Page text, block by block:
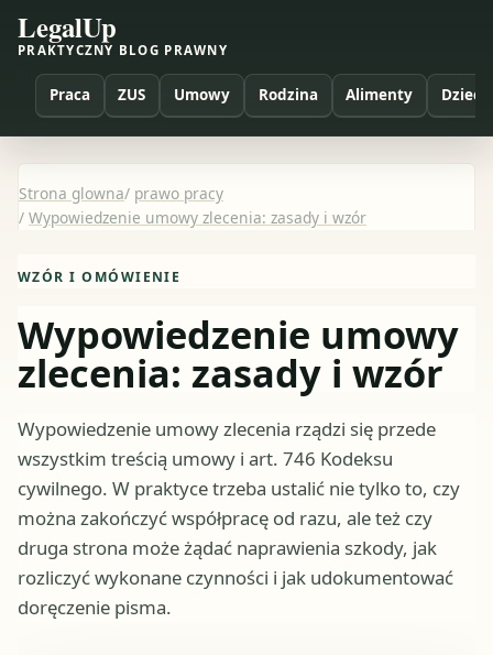
LegalUp
PRAKTYCZNY BLOG PRAWNY
Praca ZUS Umowy Rodzina Alimenty Dzieci
Strona glowna/ prawo pracy
/ Wypowiedzenie umowy zlecenia: zasady i wzór
WZÓR I OMÓWIENIE
Wypowiedzenie umowy
zlecenia: zasady i wzór
Wypowiedzenie umowy zlecenia rządzi się przede
wszystkim treścią umowy i art. 746 Kodeksu
cywilnego. W praktyce trzeba ustalić nie tylko to, czy
można zakończyć współpracę od razu, ale też czy
druga strona może żądać naprawienia szkody, jak
rozliczyć wykonane czynności i jak udokumentować
doręczenie pisma.